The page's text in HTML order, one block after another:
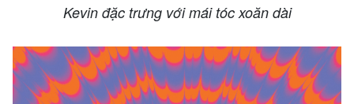
Kevin đặc trưng với mái tóc xoăn dài